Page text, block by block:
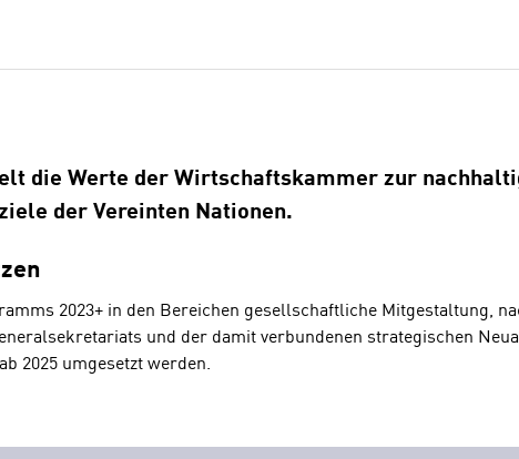
die Werte der Wirtschaftskammer zur
der Vereinten Nationen.
2023+ in den Bereichen gesellschaftliche Mitgestaltung,
und der damit verbundenen strategischen
2025 umgesetzt werden.